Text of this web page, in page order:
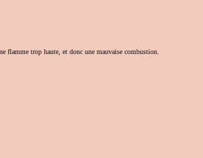
flamme trop haute, et donc une mauvaise combustion.